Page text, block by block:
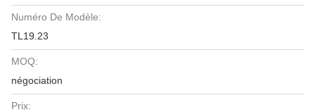
Numéro De Modèle:
TL19.23
MOQ:
négociation
Prix: